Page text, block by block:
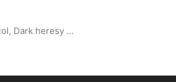
Dark heresy …